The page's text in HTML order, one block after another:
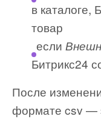
в каталоге,
товар
если
Битрикс24
После
формате csv —